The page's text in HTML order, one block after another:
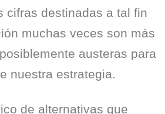
cifras destinadas a tal fin
muchas veces son más
austeras para
nuestra estrategia.
de alternativas que